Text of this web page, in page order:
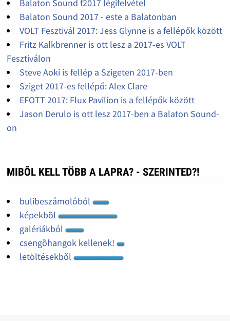
Balaton Sound f2017 légifelvétel
Balaton Sound 2017 - este a Balatonban
VOLT Fesztivál 2017: Jess Glynne is a fellépők között
Fritz Kalkbrenner is ott lesz a 2017-es VOLT
Fesztiválon
Steve Aoki is fellép a Szigeten 2017-ben
Sziget 2017-es fellépő: Alex Clare
EFOTT 2017: Flux Pavilion is a fellépők között
Jason Derulo is ott lesz 2017-ben a Balaton Sound-
on
MIBÕL KELL TÖBB A LAPRA? - SZERINTED?!
bulibeszámolóból
képekbõl
galériákból
csengõhangok kellenek!
letöltésekbõl